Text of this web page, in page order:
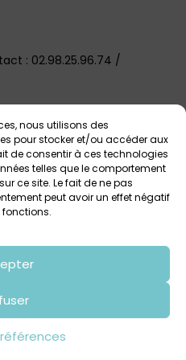
nous utilisons des
pour stocker et/ou accéder aux
de consentir à ces technologies
telles que le comportement
ce site. Le fait de ne pas
peut avoir un effet négatif
: 02.98.25.96.74 /
à venir Voir tout